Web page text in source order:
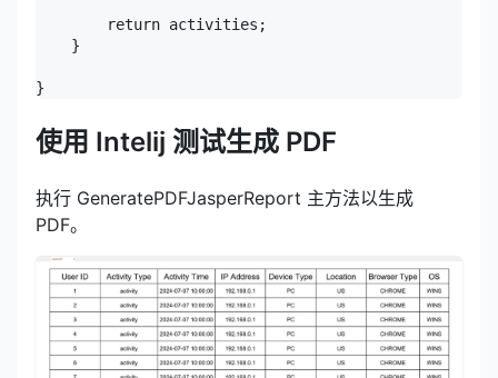
        return activities;
    }
}
使用 Intelij 测试生成 PDF
执行 GeneratePDFJasperReport 主方法以生成
PDF。